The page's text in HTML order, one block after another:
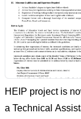
HEIP project is
a Technical